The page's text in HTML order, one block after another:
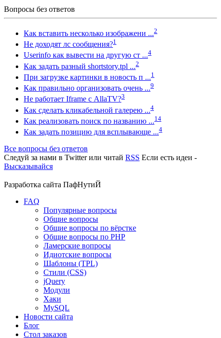
Вопросы без ответов
Как вставить несколько изображени ...2
Не доходят лс сообщения?1
Userinfo как вывести на другую ст ...4
Как задать разный shortstory.tpl ...2
При загрузке картинки в новость п ...1
Как правильно организовать очень ...9
Не работает Iframe с AllaTV?3
Как сделать кликабельной галерею ...4
Как реализовать поиск по названию ...14
Как задать позицию для всплывающе ...4
Все вопросы без ответов
Следуй за нами в Twitterили читай RSS Если есть идеи -
Высказывайся
Разработка сайта ПафНутиЙ
FAQ
Популярные вопросы
Общие вопросы
Общие вопросы по вёрстке
Общие вопросы по PHP
Ламерские вопросы
Идиотские вопросы
Шаблоны (TPL)
Стили (CSS)
jQuery
Модули
Хаки
MySQL
Новости сайта
Блог
Стол заказов